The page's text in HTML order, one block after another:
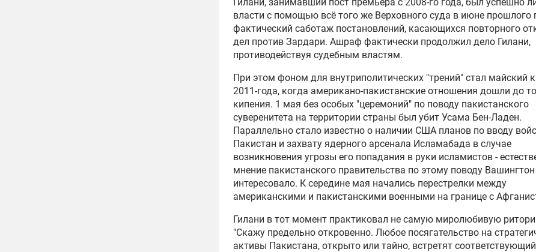
власти с помощью всё того же Верховного суда в июне прошлого
фактический саботаж постановлений, касающихся повторного
дел против Зардари. Ашраф фактически продолжил дело Гилани,
противодействуя судебным властям.
При этом фоном для внутриполитических "трений" стал майский
2011-года, когда американо-пакистанские отношения дошли до
кипения. 1 мая без особых "церемоний" по поводу пакистанского
суверенитета на территории страны был убит Усама Бен-Ладен.
Параллельно стало известно о наличии США планов по вводу
Пакистан и захвату ядерного арсенала Исламабада в случае
возникновения угрозы его попадания в руки исламистов -
мнение пакистанского правительства по этому поводу
интересовало. К середине мая начались перестрелки между
американскими и пакистанскими военными на границе с
Гилани в тот момент практиковал не самую миролюбивую
"Скажу предельно откровенно. Любое посягательство на
активы Пакистана, открыто или тайно, встретят